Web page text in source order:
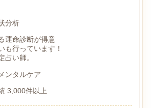
分析
運命診断が得意
も行っています！
占い師。
ンタルケア
3,000件以上